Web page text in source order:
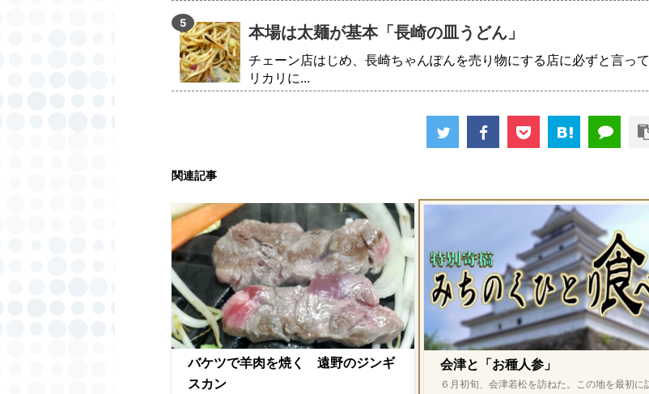
本場は太麺が基本「長崎の皿うどん」
チェーン店はじめ、長崎ちゃんぽんを売り物にする店に必ずと言っ
リカリに...
関連記事
バケツで羊肉を焼く 遠野のジンギ
スカン
会津と「お種人参」
６月初旬、会津若松を訪ねた。この地を最初に